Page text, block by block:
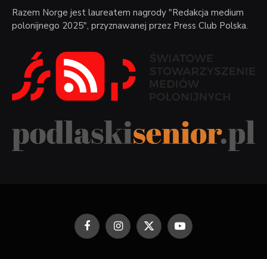
Razem Norge jest laureatem nagrody "Redakcja medium
polonijnego 2025", przyznawanej przez Press Club Polska.
FacebookInstagram
X
(Twitter)
YouTube